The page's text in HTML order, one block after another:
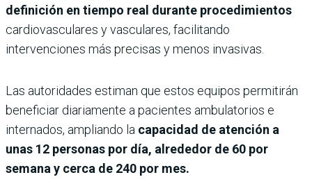
definición en tiempo real durante procedimientos
cardiovasculares y vasculares, facilitando
intervenciones más precisas y menos invasivas.
Las autoridades estiman que estos equipos permitirán
beneficiar diariamente a pacientes ambulatorios e
internados, ampliando la capacidad de atención a
unas 12 personas por día, alrededor de 60 por
semana y cerca de 240 por mes.